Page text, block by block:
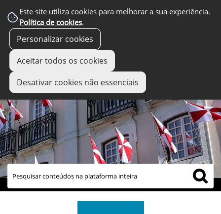
Este site utiliza cookies para melhorar a sua experiência.
Política de cookies.
Personalizar cookies
Aceitar todos os cookies
Desativar cookies não essenciais
links úteis